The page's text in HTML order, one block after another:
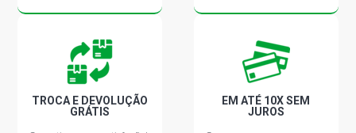
BLAZER STD SUV 2.5 8V 4A MAXION DIESEL (1995 -
S10 STD PICKUP 2.2 8V EFI GASOLINA (1995 - 2000)
S10 EFI LUXE PICKUP 2.2 8V GASOLINA (1995 - 2000)
TROCA E DEVOLUÇÃO
GRÁTIS
EM ATÉ 10X SEM
JUROS